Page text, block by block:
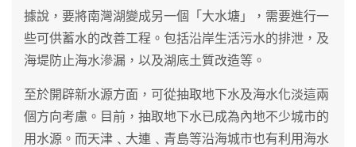
據說，要將南灣湖變成另一個「大水塘」，需要進行一
些可供蓄水的改善工程。包括沿岸生活污水的排泄，及
海堤防止海水滲漏，以及湖底土質改造等。
至於開辟新水源方面，可從抽取地下水及海水化淡這兩
個方向考慮。目前，抽取地下水已成為內地不少城市的
用水源。而天津﹑大連﹑青島等沿海城市也有利用海水